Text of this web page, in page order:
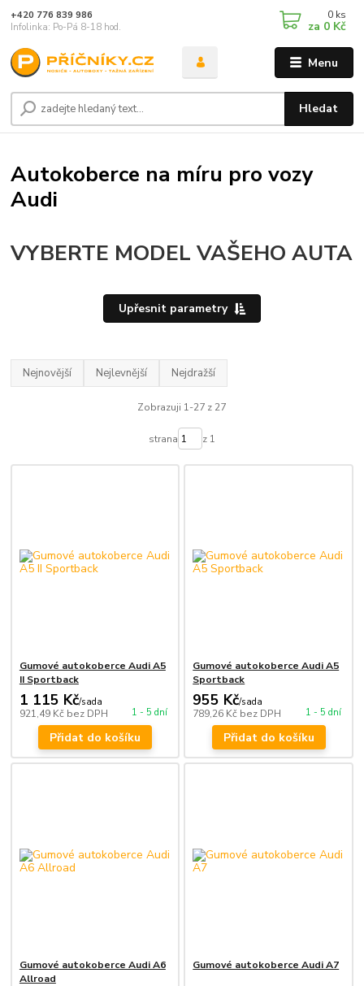
Menu
Hledat
+420 776 839 986
Infolinka: Po-Pá 8-18 hod.
0 ks
za 0 Kč
Autokoberce na míru pro vozy
Audi
VYBERTE MODEL VAŠEHO AUTA
Upřesnit parametry
Nejnovější Nejlevnější Nejdražší
Zobrazuji 1-27 z 27
strana z 1
Gumové autokoberce Audi A5
II Sportback
1 115 Kč/sada
921,49 Kč bez DPH 1 - 5 dní
Přidat do košíku
Gumové autokoberce Audi A5
Sportback
955 Kč/sada
789,26 Kč bez DPH 1 - 5 dní
Přidat do košíku
Gumové autokoberce Audi A6
Allroad
Gumové autokoberce Audi A7